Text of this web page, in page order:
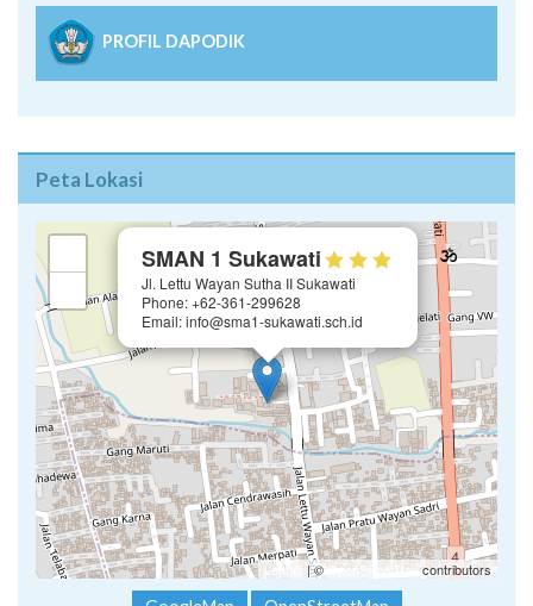
PROFIL DAPODIK
Peta Lokasi
SMAN 1 Sukawati
Jl. Lettu Wayan Sutha II Sukawati
Phone: +62-361-299628
Email: info@sma1-sukawati.sch.id
Leaflet | ©OpenStreetMap contributors